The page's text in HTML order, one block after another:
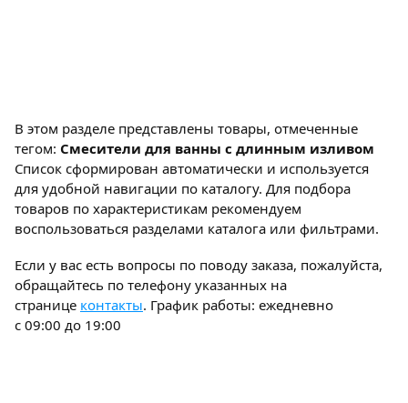
В этом разделе представлены товары, отмеченные
тегом: Смесители для ванны с длинным изливом
Список сформирован автоматически и используется
для удобной навигации по каталогу. Для подбора
товаров по характеристикам рекомендуем
воспользоваться разделами каталога или фильтрами.
Если у вас есть вопросы по поводу заказа, пожалуйста,
обращайтесь по телефону указанных на
странице контакты. График работы: ежедневно
с 09:00 до 19:00